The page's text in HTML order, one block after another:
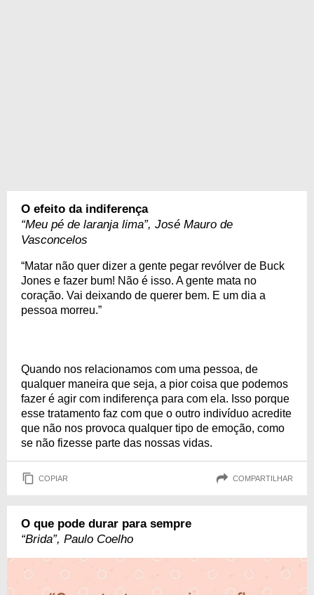
O efeito da indiferença
“Meu pé de laranja lima”, José Mauro de
Vasconcelos
“Matar não quer dizer a gente pegar revólver de Buck
Jones e fazer bum! Não é isso. A gente mata no
coração. Vai deixando de querer bem. E um dia a
pessoa morreu.”
Quando nos relacionamos com uma pessoa, de
qualquer maneira que seja, a pior coisa que podemos
fazer é agir com indiferença para com ela. Isso porque
esse tratamento faz com que o outro indivíduo acredite
que não nos provoca qualquer tipo de emoção, como
se não fizesse parte das nossas vidas.
COPIAR COMPARTILHAR
O que pode durar para sempre
“Brida”, Paulo Coelho